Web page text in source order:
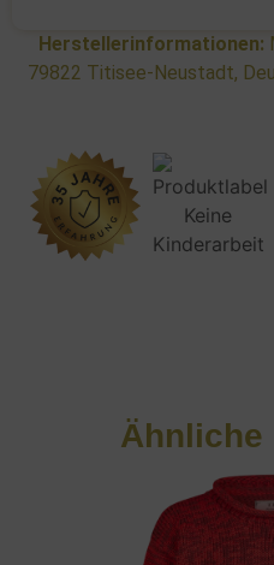
Herstellerinformationen:
79822 Titisee-Neustadt,
Ähnliche